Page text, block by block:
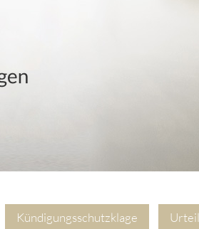
Kündigungsschutzklage